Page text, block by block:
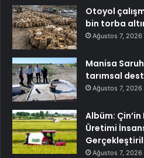
Otoyol
bin torba
Ağustos 7, 2026
Manisa
tarımsal
Ağustos 7, 2026
Albüm:
Üretimi
Ağustos 7, 2026